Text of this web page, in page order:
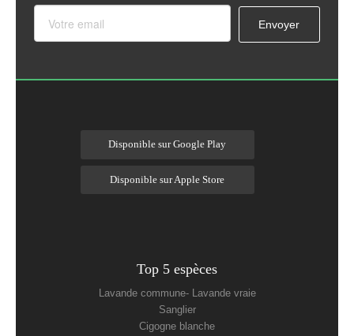
Disponible sur Google Play
Disponible sur Apple Store
Top 5 espèces
Lavande commune- Lavande vraie
Sanglier
Cigogne blanche